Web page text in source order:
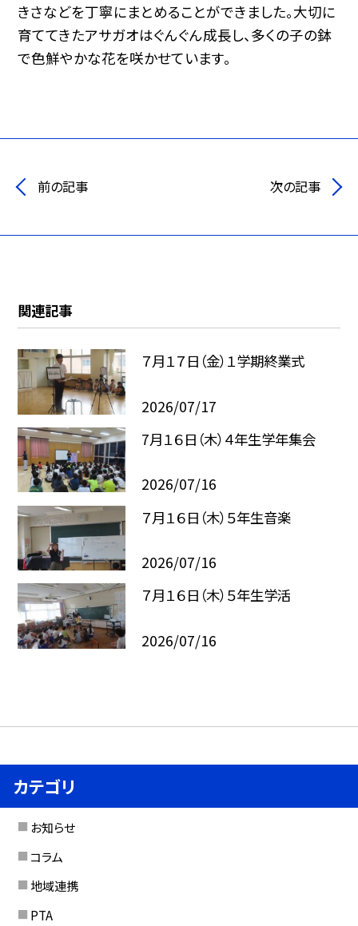
きさなどを丁寧にまとめることができました。大切に
育ててきたアサガオはぐんぐん成長し、多くの子の鉢
で色鮮やかな花を咲かせています。
前の記事 次の記事
関連記事
７月１７日（金）１学期終業式
2026/07/17
7月１６日（木）４年生学年集会
2026/07/16
７月１６日（木）５年生音楽
2026/07/16
７月１６日（木）５年生学活
2026/07/16
カテゴリ
お知らせ
コラム
地域連携
PTA